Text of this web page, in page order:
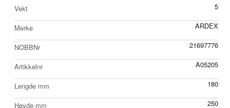
Mer
informasjon
Vekt 5
Merke ARDEX
NOBBNr 21697776
Artikkelnr A05205
Lengde mm 180
Høyde mm 250